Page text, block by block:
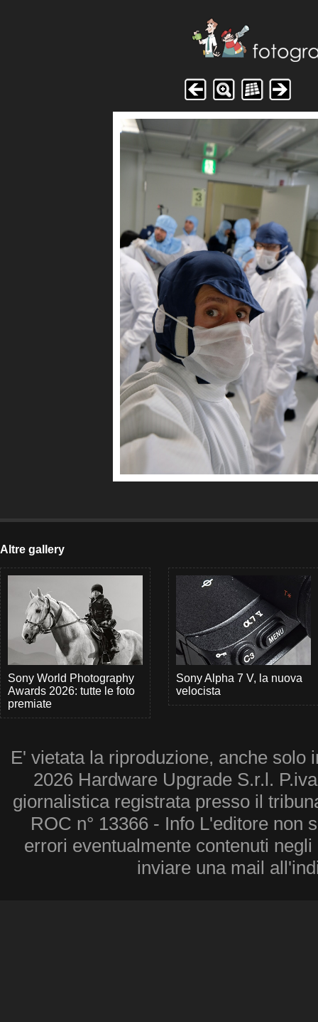
Altre gallery
Sony World Photography
Awards 2026: tutte le foto
premiate
Sony Alpha 7 V, la nuova
velocista
E' vietata la riproduzione, anche solo
2026 Hardware Upgrade S.r.l.
giornalistica registrata presso il
ROC n° 13366 - Info L'editore non
errori eventualmente contenuti
inviare una mail